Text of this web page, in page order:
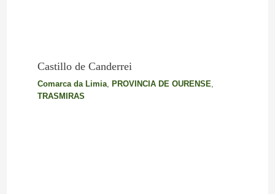
Castillo de Canderrei
Comarca da Limia, PROVINCIA DE OURENSE,
TRASMIRAS